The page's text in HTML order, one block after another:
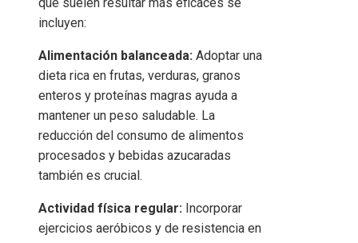
que suelen resultar más eficaces se
incluyen:
Alimentación balanceada: Adoptar una
dieta rica en frutas, verduras, granos
enteros y proteínas magras ayuda a
mantener un peso saludable. La
reducción del consumo de alimentos
procesados y bebidas azucaradas
también es crucial.
Actividad física regular: Incorporar
ejercicios aeróbicos y de resistencia en